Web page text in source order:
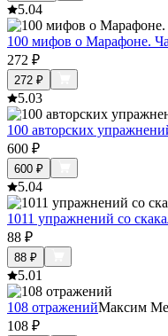
5.04
100 мифов о Марафоне.
272 ₽
272 ₽
5.03
100 авторских
600 ₽
600 ₽
5.04
1011 упражнений со
88 ₽
88 ₽
5.01
108 отраженийМаксим
108 ₽